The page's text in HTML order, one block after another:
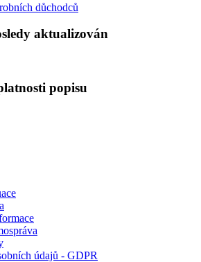
důchodců
aktualizován
popisu
údajů - GDPR